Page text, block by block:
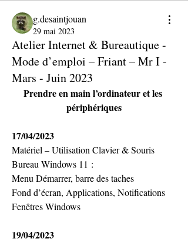
g.desaintjouan
29 mai 2023
Atelier Internet & Bureautique -
Mode d’emploi – Friant – Mr I -
Mars - Juin 2023
Prendre en main l’ordinateur et les
périphériques
17/04/2023
Matériel – Utilisation Clavier & Souris
Bureau Windows 11 :
Menu Démarrer, barre des taches
Fond d’écran, Applications, Notifications
Fenêtres Windows
19/04/2023